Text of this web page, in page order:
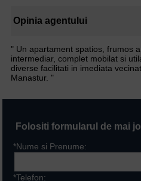
Opinia agentului
" Un apartament spatios, frumos
intermediar, complet mobilat si
diverse facilitati in imediata
Manastur. "
Folositi formularul de mai
*Nume si Prenume:
*Telefon: